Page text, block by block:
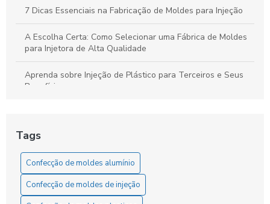
7 Dicas Essenciais na Fabricação de Moldes para Injeção
A Escolha Certa: Como Selecionar uma Fábrica de Moldes
para Injetora de Alta Qualidade
Aprenda sobre Injeção de Plástico para Terceiros e Seus
Benefícios
Como a Confecção de Moldes em Alumínio Revoluciona a
Indústria
Como a confecção de moldes em alumínio transforma a
produção industrial com versatilidade e eficiência
Tags
Confecção de moldes alumínio
Confecção de moldes de injeção